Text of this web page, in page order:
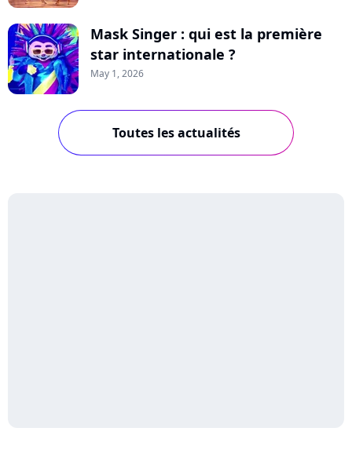
Mask Singer : qui est la première
star internationale ?
May 1, 2026
Toutes les actualités